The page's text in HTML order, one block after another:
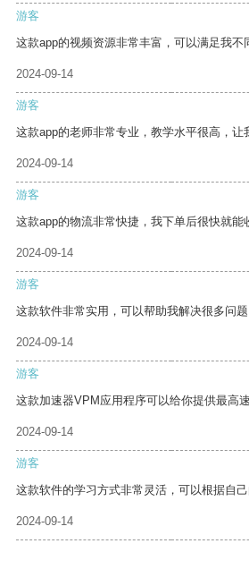
游客
这款app的视频资源非常丰富，可以满足我不
2024-09-14
游客
这款app的老师非常专业，教学水平很高，让
2024-09-14
游客
这款app的物流非常快捷，我下单后很快就能
2024-09-14
游客
这款软件非常实用，可以帮助我解决很多问题
2024-09-14
游客
这款加速器VPM应用程序可以给你提供最高
2024-09-14
游客
这款软件的学习方式非常灵活，可以根据自己
2024-09-14